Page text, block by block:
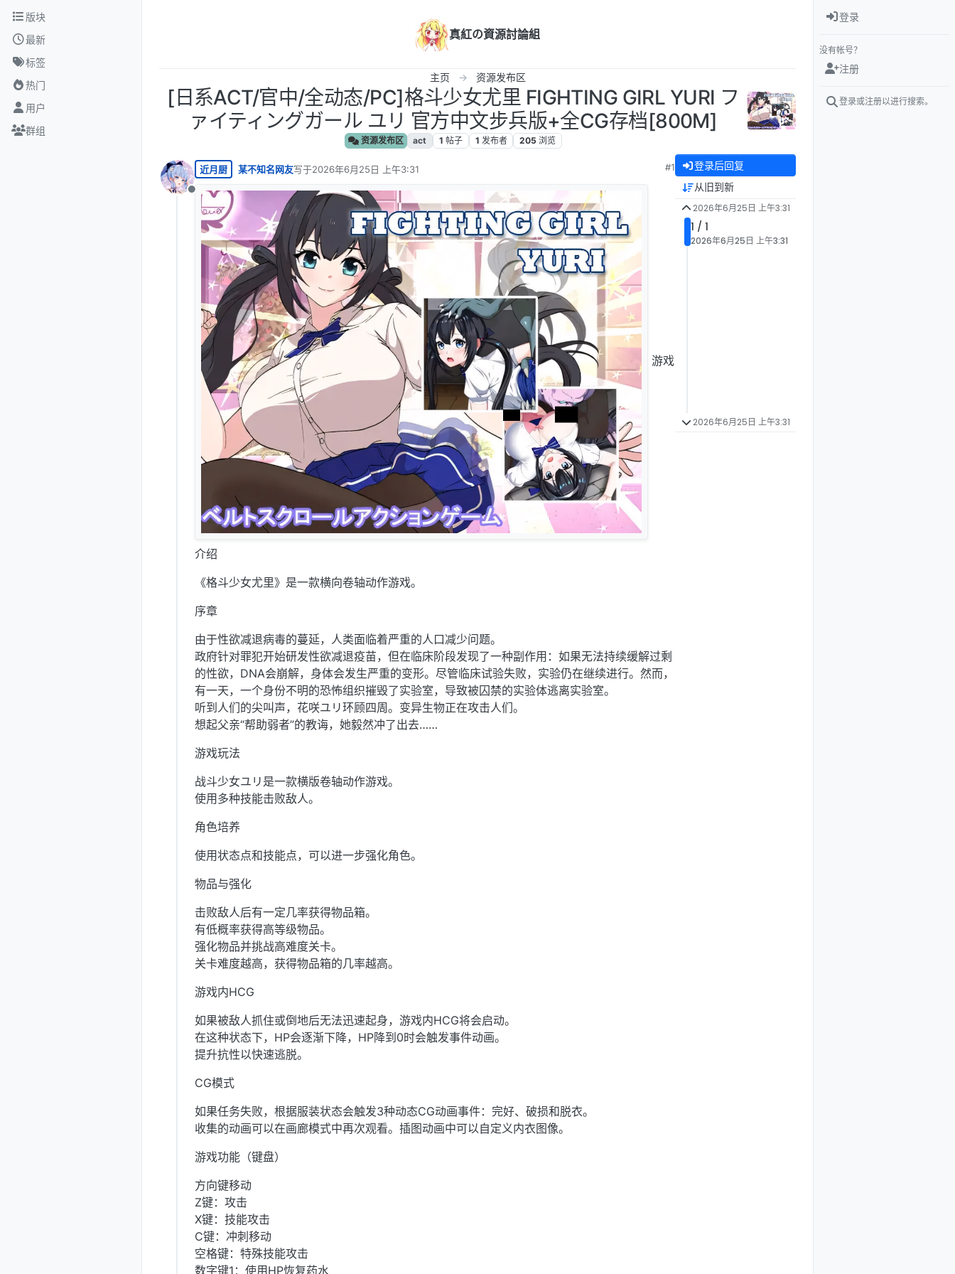
跳转至内容
版块
最新
标签
热门
用户
群组
真紅の資源討論組
主页 资源发布区
[日系ACT/官中/全动态/PC]格斗少女尤里 FIGHTING GIRL YURI フ
ァイティングガール ユリ 官方中文步兵版+全CG存档[800M]
资源发布区 act 1 帖子 1 发布者 205 浏览
离线
近月厨 某不知名网友写于2026年6月25日 上午3:31
最后由 编辑
#1
游戏
介绍
《格斗少女尤里》是一款横向卷轴动作游戏。
序章
由于性欲减退病毒的蔓延，人类面临着严重的人口减少问题。
政府针对罪犯开始研发性欲减退疫苗，但在临床阶段发现了一种副作用：如果无法持续缓解过剩
的性欲，DNA会崩解，身体会发生严重的变形。尽管临床试验失败，实验仍在继续进行。然而，
有一天，一个身份不明的恐怖组织摧毁了实验室，导致被囚禁的实验体逃离实验室。
听到人们的尖叫声，花咲ユリ环顾四周。变异生物正在攻击人们。
想起父亲“帮助弱者”的教诲，她毅然冲了出去……
游戏玩法
战斗少女ユリ是一款横版卷轴动作游戏。
使用多种技能击败敌人。
角色培养
使用状态点和技能点，可以进一步强化角色。
物品与强化
击败敌人后有一定几率获得物品箱。
有低概率获得高等级物品。
强化物品并挑战高难度关卡。
关卡难度越高，获得物品箱的几率越高。
游戏内HCG
如果被敌人抓住或倒地后无法迅速起身，游戏内HCG将会启动。
在这种状态下，HP会逐渐下降，HP降到0时会触发事件动画。
提升抗性以快速逃脱。
CG模式
如果任务失败，根据服装状态会触发3种动态CG动画事件：完好、破损和脱衣。
收集的动画可以在画廊模式中再次观看。插图动画中可以自定义内衣图像。
游戏功能（键盘）
方向键移动
Z键：攻击
X键：技能攻击
C键：冲刺移动
空格键：特殊技能攻击
数字键1：使用HP恢复药水
登录后回复
从旧到新
2026年6月25日 上午3:31
1 / 1
2026年6月25日 上午3:31
2026年6月25日 上午3:31
登录
没有帐号？
注册
登录或注册以进行搜索。